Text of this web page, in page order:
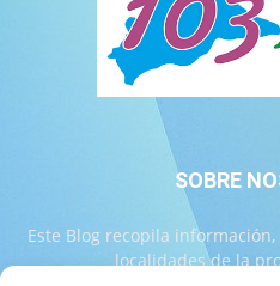
SOBRE
Este Blog recopila
localidades de la